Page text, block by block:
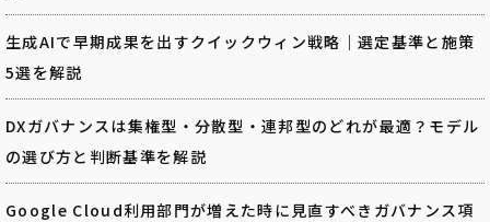
生成AIで早期成果を出すクイックウィン戦略｜選定基準と施策
5選を解説
DXガバナンスは集権型・分散型・連邦型のどれが最適？モデル
の選び方と判断基準を解説
Google Cloud利用部門が増えた時に見直すべきガバナンス項